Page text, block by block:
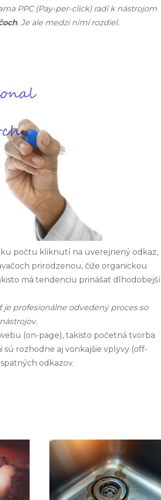
PPC (Pay-per-click) radí k nástrojom
. Je ale medzi nimi rozdiel.
počtu kliknutí na uverejnený odkaz,
prirodzenou, čiže organickou
má tendenciu prinášať dlhodobejší
je profesionálne odvedený proces so
(on-page), takisto početná tvorba
rozhodne aj vonkajšie vplyvy (off-
odkazov.